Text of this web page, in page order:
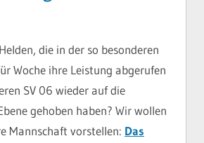
die in der so besonderen
Woche ihre Leistung abgerufen
SV 06 wieder auf die
gehoben haben? Wir wollen
Mannschaft vorstellen: Das